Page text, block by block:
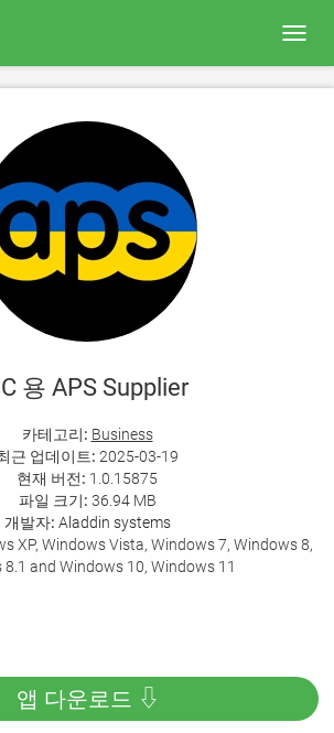
용 APS Supplier
카테고리: Business
근 업데이트: 2025-03-19
현재 버전: 1.0.15875
파일 크기: 36.94 MB
개발자: Aladdin systems
XP, Windows Vista, Windows 7, Windows 8,
and Windows 10, Windows 11
앱 다운로드 ⇩